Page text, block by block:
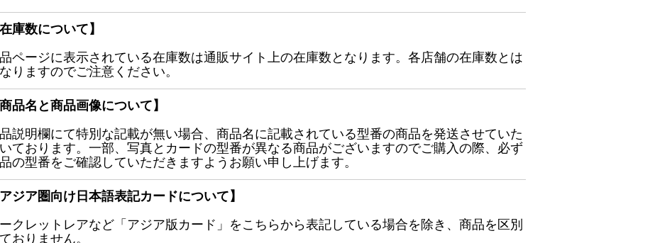
在庫数について】
ページに表示されている在庫数は通販サイト上の在庫数となります。各店舗の在庫数とは
りますのでご注意ください。
商品名と商品画像について】
説明欄にて特別な記載が無い場合、商品名に記載されている型番の商品を発送させていた
ております。一部、写真とカードの型番が異なる商品がございますのでご購入の際、必ず
の型番をご確認していただきますようお願い申し上げます。
アジア圏向け日本語表記カードについて】
クレットレアなど「アジア版カード」をこちらから表記している場合を除き、商品を区別
おりません。